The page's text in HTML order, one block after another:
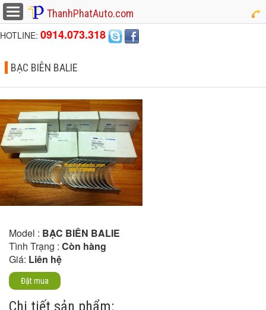
button ThanhPhatAuto.com
HOTLINE: 0914.073.318
BẠC BIÊN BALIE
Model : BẠC BIÊN BALIE
Tình Trạng : Còn hàng
Giá: Liên hệ
Đặt mua
Chi tiết sản phẩm: